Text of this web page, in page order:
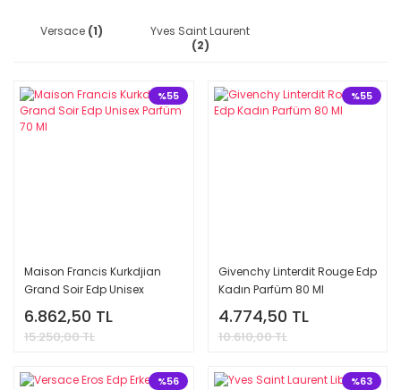
Versace (1)
Yves Saint Laurent
(2)
%55
Maison Francis Kurkdjian
Grand Soir Edp Unisex
Parfüm 70 Ml
6.862,50 TL
15.250,00 TL
%55
Givenchy Linterdit Rouge Edp
Kadın Parfüm 80 Ml
4.774,50 TL
10.610,00 TL
%56 %63